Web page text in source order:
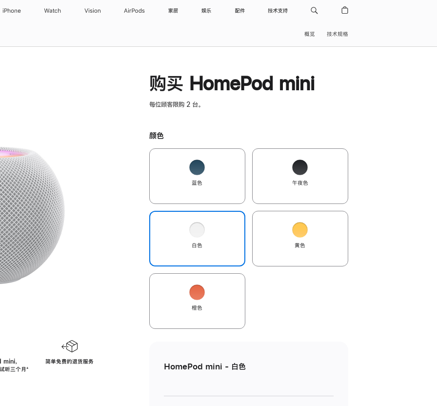
iPhone Watch Vision AirPods 家居 娱乐 配件 技术支持
概览 技术规格
，
听三个月脚
⁺
简单免费的退货服务
购买 HomePod mini
每位顾客限购 2 台。
颜色
蓝色 午夜色
白色 黄色
橙色
HomePod mini - 白色